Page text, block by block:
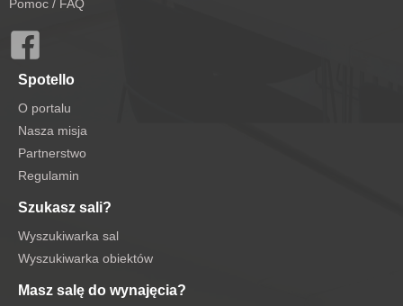
Pomoc / FAQ
Spotello
O portalu
Nasza misja
Partnerstwo
Regulamin
Szukasz sali?
Wyszukiwarka sal
Wyszukiwarka obiektów
Masz salę do wynajęcia?